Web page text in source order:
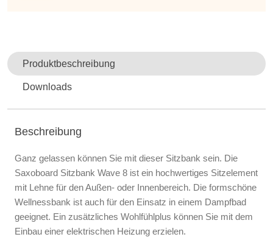
Produktbeschreibung
Downloads
Beschreibung
Ganz gelassen können Sie mit dieser Sitzbank sein. Die
Saxoboard Sitzbank Wave 8 ist ein hochwertiges Sitzelement
mit Lehne für den Außen- oder Innenbereich. Die formschöne
Wellnessbank ist auch für den Einsatz in einem Dampfbad
geeignet. Ein zusätzliches Wohlfühlplus können Sie mit dem
Einbau einer elektrischen Heizung erzielen.